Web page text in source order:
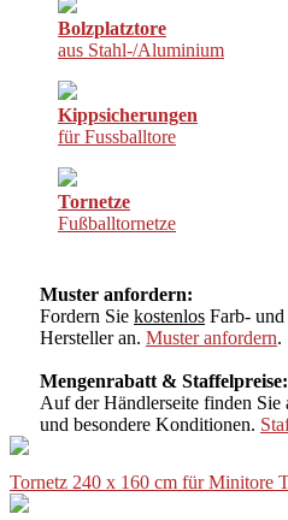
Bolzplatztore
aus Stahl-/Aluminium
Kippsicherungen
für Fussballtore
Tornetze
Fußballtornetze
Muster anfordern:
Fordern Sie kostenlos Farb-
Hersteller an. Muster anfordern.
Mengenrabatt & Staffelpreise:
Auf der Händlerseite finden Sie
und besondere Konditionen.
Tornetz 240 x 160 cm für Minitore